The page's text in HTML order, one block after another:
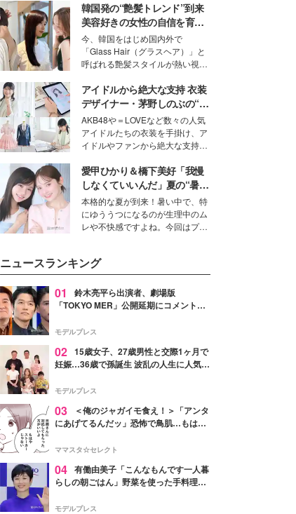
ニオン好き”という共通点を持つモ
デルの宮城舞と島村雄大の特別対
談をお届け！それぞれの視点か
ら、今作ならではの魅力や予想外
の感動をもたらす奥深いストーリ
ーについて熱く語り合ってもらっ
た。
韓国発の“艶髪トレンド”到来
美容好きの女性の自信を育む
「ヘアケア事情」って？
今、韓国をはじめ国内外で
「Glass Hair（グラスヘア）」と
呼ばれる艶髪スタイルが熱い視線
ションの完成度を高めるベースと
して、“髪そのものの美しさ”に改
めて注目する人が増えている様
子。今回は、そんな憧れの艶やか
な髪を日常で叶える、美容好きの
女性たちのヘアケア事情を紹介し
ます。
アイドルから絶大な支持 衣装
デザイナー・茅野しのぶの“可
愛い”を作る美学＜「シチズン
クロスシー」インタビュー＞
AKB48や＝LOVEなど数々の人気
アイドルたちの衣装を手掛け、ア
イドルやファンから絶大な支持を
取締役兼クリエイティブディレク
ター・茅野しのぶ。一人ひとりの
個性に寄り添い、魅力を引き出す
衣装作りは、多くの女性たちに勇
気と自信を与え続けている。
愛甲ひかり＆橋下美好「我慢
しなくていいんだ」夏の“暑さ
対策”の新しい選択肢とは？
本格的な夏が到来！暑い中で、特
にゆううつになるのが生理中のム
レや不快感ですよね。今回はプラ
好さんを迎えて本音で女子会トー
ク。猛暑のお出かけを快適に過ご
すヒントや、2人が感動した夏の
生理の新常識にも迫りました。
ニュースランキング
01
鈴木亮平ら出演者、劇場版
「TOKYO MER」公開延期にコメント
最大の敬意とエールを」
モデルプレス
02 15歳女子、27歳男性と交際1ヶ月で
妊娠…36歳で孫誕生 波乱の人生に人気タ
よ！」
モデルプレス
03
＜俺のジャガイモ食え！＞「アンタ
にあげてるんだッ」恐怖で鳥肌…もはや
ママスタ☆セレクト
04 有働由美子「こんなもんです一人暮
らしの朝ごはん」野菜を使った手料理公
そう」と反響
モデルプレス